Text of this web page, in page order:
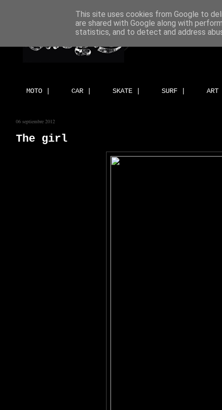
MOTO | CAR | SKATE | SURF |
06 septiembre 2012
The girl
This site uses cookies from Google to
are shared with Google along with
statistics, and to detect and address